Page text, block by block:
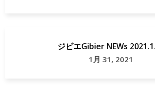
ジビエGibier NEWs
1月 31, 2021